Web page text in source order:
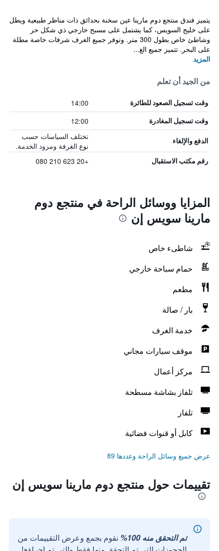
يتميز فندق منتجع دوم مارينا عين سخنة بحدائق ذات مناظر طبيعية ويطل
على خليج السويس، كما يشتمل على مسبح خارجي ذي شكل حر
وشاطئ خاص بطول 300 متر. وتوفر جميع الغرف شرفات خاصة مطلة
على البحر. تتميز جميع الغ...
المزيد
من الجيد أن تعلم
وقت تسجيل الصعود للطائرة 14:00
وقت تسجيل المغادرة 12:00
الدفع والإلغاء
تختلف السياسات حسب
نوع الغرفة ومزود الخدمة.
رقم مكتب الاستقبال +20 623 210 080
المزايا ووسائل الراحة في منتجع دوم
مارينا سويس إن
شاطىء خاص
حمام سباحة خارجي
مطعم
بار / صالة
خدمة الغرف
موقف سيارات مجاني
مركز أعمال
تلفاز بشاشة مسطحة
تلفاز
كابل أو قنوات فضائية
عرض جميع وسائل الراحة وعددها 89
تقييمات حول منتجع دوم مارينا سويس إن
تم التحقق منه 100%
نقوم بجمع وعرض التقييمات من